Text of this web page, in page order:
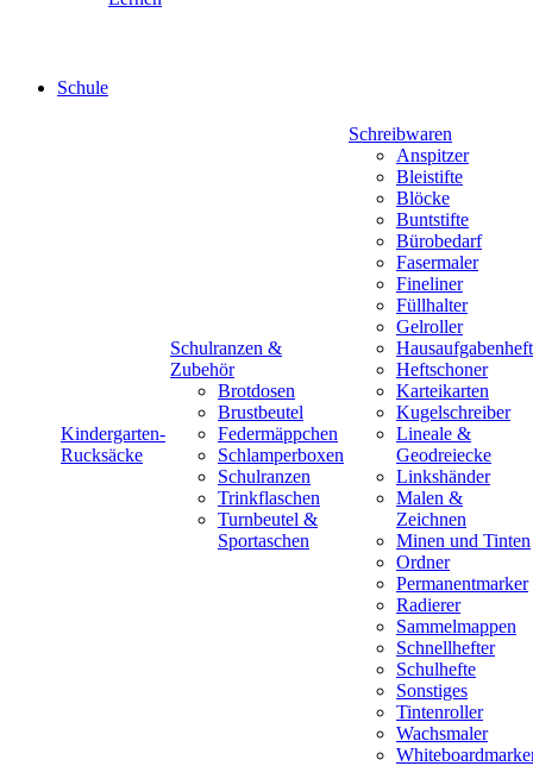
Schule
Kindergarten-
Rucksäcke
Schulranzen &
Zubehör
Brotdosen
Brustbeutel
Federmäppchen
Schlamperboxen
Schulranzen
Trinkflaschen
Turnbeutel &
Sportaschen
Schreibwaren
Anspitzer
Bleistifte
Blöcke
Buntstifte
Bürobedarf
Fasermaler
Fineliner
Füllhalter
Gelroller
Hausaufgabenheft
Heftschoner
Karteikarten
Kugelschreiber
Lineale &
Geodreiecke
Linkshänder
Malen &
Zeichnen
Minen und Tinten
Ordner
Permanentmarker
Radierer
Sammelmappen
Schnellhefter
Schulhefte
Sonstiges
Tintenroller
Wachsmaler